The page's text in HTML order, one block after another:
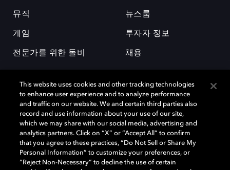
뮤직
게임
전문가를 위한 돌비
뉴스룸
투자자 정보
채용
돌비(Dolby)와 double-D 심볼은 미국 및 기타 국가 돌비래버러토리스
(Dolby Laboratories, Inc.)의 등록 및 미등록 상표이다. 그 밖에 다른 자료에
기재된 상표는 해당 상표 소유권자의 등록상표로 유지된다. © 2025 Dolby
Laboratories, Inc. All rights reserved.
This website uses cookies and other tracking technologies
to enhance user experience and to analyze performance
and traffic on our website. We and certain third parties also
record and use information about your use of our site,
which we may share with our social media, advertising and
analytics partners. Click on “X” or “Accept All” to confirm
that you agree to these practices, “Do Not Sell or Share My
Personal Information” to customize your preferences, or
“Reject Non-Necessary” to decline the use of certain